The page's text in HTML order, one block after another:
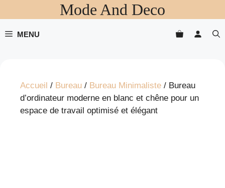
au
contenu
Mode And Deco
MENU
Accueil / Bureau / Bureau Minimaliste / Bureau
d’ordinateur moderne en blanc et chêne pour un
espace de travail optimisé et élégant